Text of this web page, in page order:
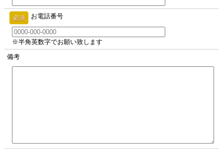
必須 お電話番号
※半角英数字でお願い致します
備考